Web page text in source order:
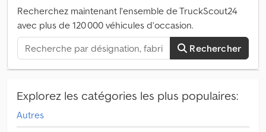
supérieur, soupape de sécurité et accessoires • Armoire de
commande Credpjy Hz Rwefx Ah Iof • PC et système
d’automatisation • Tableau de commande et de puissance POUR
PLUS D’INFORMATIONS, N’HÉSITEZ PAS À NOUS CONTACTER !!!
Recherchez maintenant l’ensemble de TruckScout24
avec plus de 120 000 véhicules d’occasion.
Rechercher
Explorez les catégories les plus populaires:
Autres